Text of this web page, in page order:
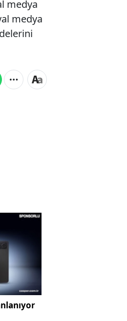
medya
medya